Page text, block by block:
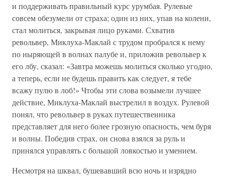
и поддерживать правильный курс урумбая. Рулевые
совсем обезумели от страха; один из них, упав на колени,
стал молиться, закрывая лицо руками. Схватив
револьвер, Миклуха-Маклай с трудом пробрался к нему
по ныряющей в волнах палубе и, приложив револьвер к
его лбу, сказал: «Завтра можешь молиться сколько угодно,
а теперь, если не будешь править как следует, я тебе
всажу пулю в лоб!» Чтобы эти слова возымели лучшее
действие, Миклуха-Маклай выстрелил в воздух. Рулевой
понял, что револьвер в руках путешественника
представляет для него более грозную опасность, чем буря
и волны. Победив страх, он снова взялся за руль и
принялся управлять с большой ловкостью и умением.
Несмотря на шквал, бушевавший всю ночь и изрядно